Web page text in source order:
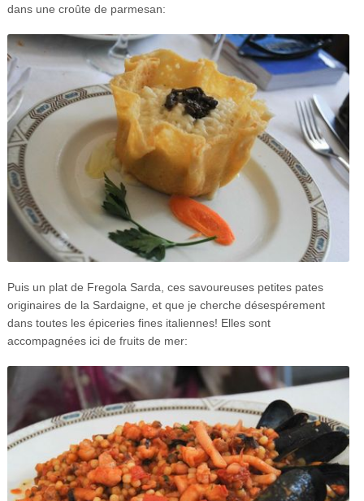
dans une croûte de parmesan:
Puis un plat de Fregola Sarda, ces savoureuses petites pates
originaires de la Sardaigne, et que je cherche désespérement
dans toutes les épiceries fines italiennes! Elles sont
accompagnées ici de fruits de mer: